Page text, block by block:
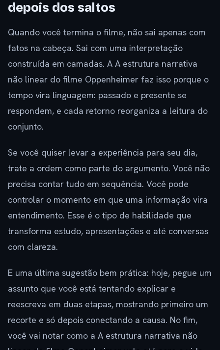
depois dos saltos
Quando você termina o filme, não sai apenas com
fatos na cabeça. Sai com uma interpretação
construída em camadas. A A estrutura narrativa
não linear do filme Oppenheimer faz isso porque o
tempo vira linguagem: passado e presente se
respondem, e cada retorno reorganiza a leitura do
conjunto.
Se você quiser levar a experiência para seu dia,
trate a ordem como parte do argumento. Você não
precisa contar tudo em sequência. Você pode
controlar o momento em que uma informação vira
entendimento. Esse é o tipo de habilidade que
transforma estudo, apresentações e até conversas
com clareza.
E uma última sugestão bem prática: hoje, pegue um
assunto que você está tentando explicar e
reescreva em duas etapas, mostrando primeiro um
recorte e só depois conectando a causa. No fim,
você vai notar como a A estrutura narrativa não